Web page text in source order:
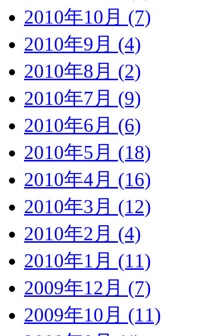
2010年10月 (7)
2010年9月 (4)
2010年8月 (2)
2010年7月 (9)
2010年6月 (6)
2010年5月 (18)
2010年4月 (16)
2010年3月 (12)
2010年2月 (4)
2010年1月 (11)
2009年12月 (7)
2009年10月 (11)